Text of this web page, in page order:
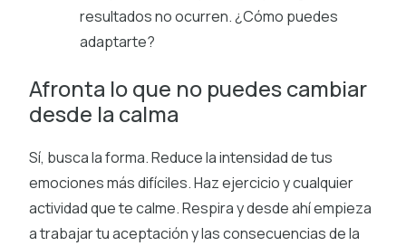
resultados no ocurren. ¿Cómo puedes
adaptarte?
Afronta lo que no puedes cambiar
desde la calma
Sí, busca la forma. Reduce la intensidad de tus
emociones más difíciles. Haz ejercicio y cualquier
actividad que te calme. Respira y desde ahí empieza
a trabajar tu aceptación y las consecuencias de la